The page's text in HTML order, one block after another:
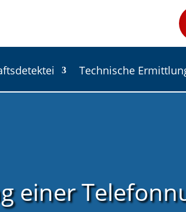
Technische
einer